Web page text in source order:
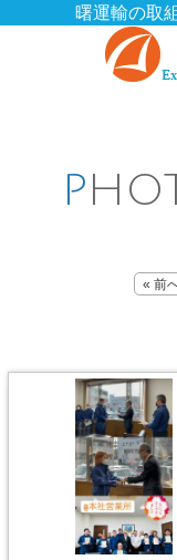
曙運輸の取
« 前